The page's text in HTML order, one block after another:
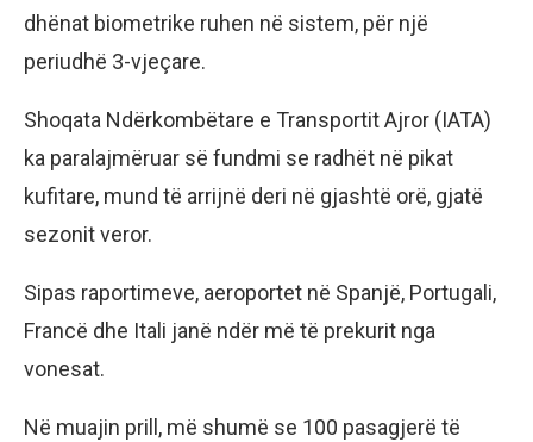
dhënat biometrike ruhen në sistem, për një
periudhë 3-vjeçare.
Shoqata Ndërkombëtare e Transportit Ajror (IATA)
ka paralajmëruar së fundmi se radhët në pikat
kufitare, mund të arrijnë deri në gjashtë orë, gjatë
sezonit veror.
Sipas raportimeve, aeroportet në Spanjë, Portugali,
Francë dhe Itali janë ndër më të prekurit nga
vonesat.
Në muajin prill, më shumë se 100 pasagjerë të